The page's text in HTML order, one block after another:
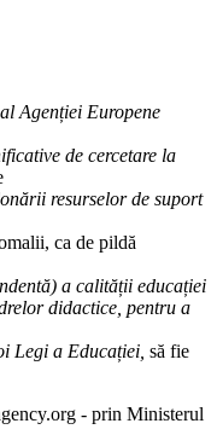
Agenției Europene
de cercetare la
resurselor de suport
ca de pildă
a calității educației
didactice, pentru a
Legi a Educației, să fie
- prin Ministerul